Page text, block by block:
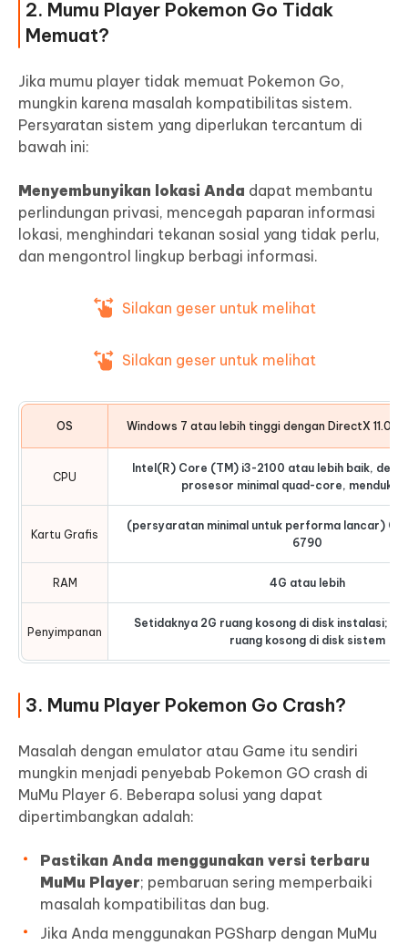
2. Mumu Player Pokemon Go Tidak
Memuat?
Jika mumu player tidak memuat Pokemon Go,
mungkin karena masalah kompatibilitas sistem.
Persyaratan sistem yang diperlukan tercantum di
bawah ini:
Menyembunyikan lokasi Anda dapat membantu
perlindungan privasi, mencegah paparan informasi
lokasi, menghindari tekanan sosial yang tidak perlu,
dan mengontrol lingkup berbagi informasi.
Silakan geser untuk melihat
Silakan geser untuk melihat
OS Windows 7 atau lebih tinggi dengan DirectX 11.0
CPU
Intel(R) Core (TM) i3-2100 atau lebih baik,
prosesor minimal quad-core,
Kartu Grafis
(persyaratan minimal untuk performa lancar)
6790
RAM 4G atau lebih
Penyimpanan
Setidaknya 2G ruang kosong di disk instalasi;
ruang kosong di disk sistem
3. Mumu Player Pokemon Go Crash?
Masalah dengan emulator atau Game itu sendiri
mungkin menjadi penyebab Pokemon GO crash di
MuMu Player 6. Beberapa solusi yang dapat
dipertimbangkan adalah:
Pastikan Anda menggunakan versi terbaru
MuMu Player; pembaruan sering memperbaiki
masalah kompatibilitas dan bug.
Jika Anda menggunakan PGSharp dengan MuMu